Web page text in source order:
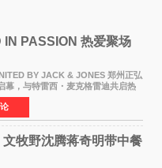
IN PASSION 热爱聚场
BY JACK & JONES 郑州正弘
幕，与特雷西・麦克格雷迪共启热
月21 日，
全国首店，于郑
启幕。NBA 传奇球星
文牧野沈腾蒋奇明带中餐